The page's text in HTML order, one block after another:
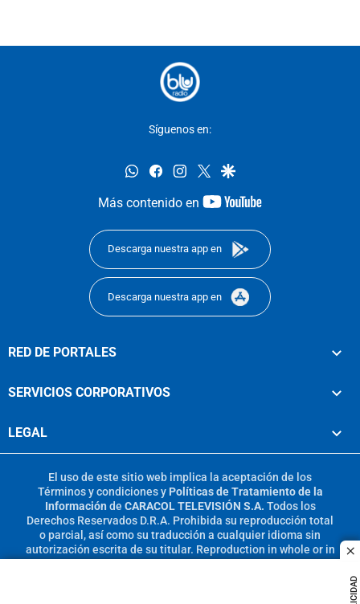
Síguenos en:
whatsappfacebookinstagram
twittergoogle
Más contenido en
youtube-
Descarga nuestra app en
Descarga nuestra app en
RED DE PORTALES
SERVICIOS CORPORATIVOS
LEGAL
El uso de este sitio web implica la aceptación de los
Términos y condicionesy Políticas de Tratamiento de la
Información de CARACOL TELEVISIÓN S.A. Todos los
Derechos Reservados D.R.A. Prohibida su reproducción total
o parcial, así como su traducción a cualquier idioma sin
autorización escrita de su titular. Reproduction in whole or in